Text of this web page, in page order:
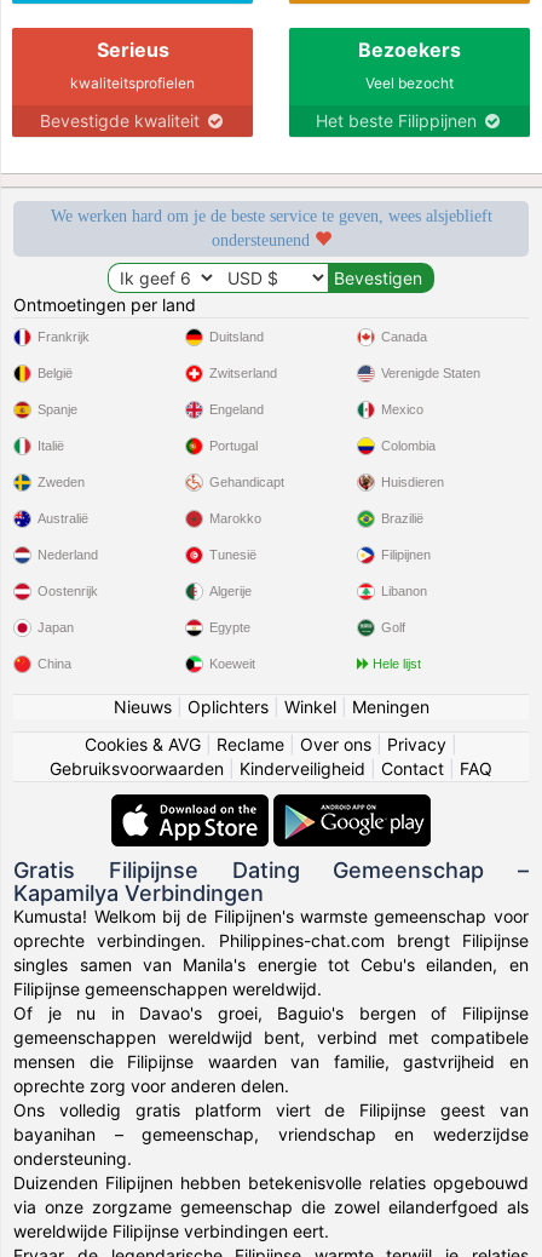
Serieus
kwaliteitsprofielen
Bevestigde kwaliteit
Bezoekers
Veel bezocht
Het beste Filippijnen
We werken hard om je de beste service te geven, wees alsjeblieft
ondersteunend
Ontmoetingen per land
Frankrijk
België
Spanje
Italië
Zweden
Duitsland
Zwitserland
Engeland
Portugal
Gehandicapt
Canada
Verenigde Staten
Mexico
Colombia
Huisdieren
Australië
Nederland
Oostenrijk
Japan
China
Marokko
Tunesië
Algerije
Egypte
Koeweit
Brazilië
Filipijnen
Libanon
Golf
Hele lijst
Nieuws| Oplichters| Winkel| Meningen
Cookies & AVG
Reclame Over ons Privacy
Gebruiksvoorwaarden
Kinderveiligheid Contact FAQ
Gratis Filipijnse Dating Gemeenschap –
Kapamilya Verbindingen
Kumusta! Welkom bij de Filipijnen's warmste gemeenschap voor
oprechte verbindingen. Philippines-chat.com brengt Filipijnse
singles samen van Manila's energie tot Cebu's eilanden, en
Filipijnse gemeenschappen wereldwijd.
Of je nu in Davao's groei, Baguio's bergen of Filipijnse
gemeenschappen wereldwijd bent, verbind met compatibele
mensen die Filipijnse waarden van familie, gastvrijheid en
oprechte zorg voor anderen delen.
Ons volledig gratis platform viert de Filipijnse geest van
bayanihan – gemeenschap, vriendschap en wederzijdse
ondersteuning.
Duizenden Filipijnen hebben betekenisvolle relaties opgebouwd
via onze zorgzame gemeenschap die zowel eilanderfgoed als
wereldwijde Filipijnse verbindingen eert.